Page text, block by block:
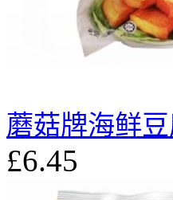
蘑菇牌海鲜豆
£6.45